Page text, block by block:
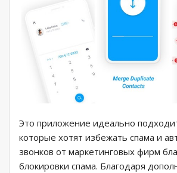
Это приложение идеально
которые хотят избежать спама и
звонков от маркетинговых фирм
блокировки спама. Благодаря